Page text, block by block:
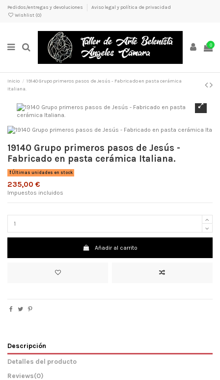
Pedidos/entregas y devoluciones
Aviso legal y política de privacidad
Wishlist (0)
0
Inicio
19140 Grupo primeros pasos de Jesús - Fabricado en pasta cerámica
Italiana.
19140 Grupo primeros pasos de Jesús -
Fabricado en pasta cerámica Italiana.
Últimas unidades en stock
235,00 €
Impuestos incluidos
Añadir al carrito
Descripción
Detalles del producto
Reviews(0)